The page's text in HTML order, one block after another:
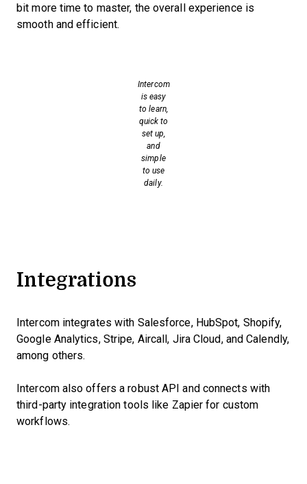
bit more time to master, the overall experience is
smooth and efficient.
Intercom
is easy
to learn,
quick to
set up,
and
simple
to use
daily.
Integrations
Intercom integrates with Salesforce, HubSpot, Shopify,
Google Analytics, Stripe, Aircall, Jira Cloud, and Calendly,
among others.
Intercom also offers a robust API and connects with
third-party integration tools like Zapier for custom
workflows.